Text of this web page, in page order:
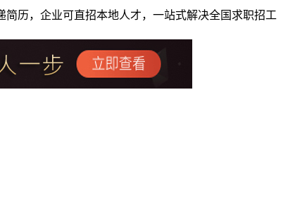
历，企业可直招本地人才，一站式解决全国求职招工